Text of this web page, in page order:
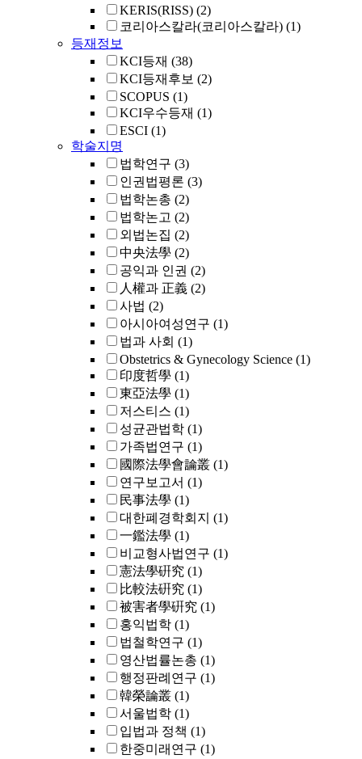
KERIS(RISS) (2)
코리아스칼라(코리아스칼라) (1)
등재정보
KCI등재 (38)
KCI등재후보 (2)
SCOPUS (1)
KCI우수등재 (1)
ESCI (1)
학술지명
법학연구 (3)
인권법평론 (3)
법학논총 (2)
법학논고 (2)
외법논집 (2)
中央法學 (2)
공익과 인권 (2)
人權과 正義 (2)
사법 (2)
아시아여성연구 (1)
법과 사회 (1)
Obstetrics & Gynecology Science (1)
印度哲學 (1)
東亞法學 (1)
저스티스 (1)
성균관법학 (1)
가족법연구 (1)
國際法學會論叢 (1)
연구보고서 (1)
民事法學 (1)
대한폐경학회지 (1)
一鑑法學 (1)
비교형사법연구 (1)
憲法學硏究 (1)
比較法硏究 (1)
被害者學硏究 (1)
홍익법학 (1)
법철학연구 (1)
영산법률논총 (1)
행정판례연구 (1)
韓榮論叢 (1)
서울법학 (1)
입법과 정책 (1)
한중미래연구 (1)